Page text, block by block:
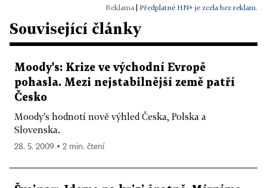
Předplatné HN+ je zcela bez reklam.
Související články
Moody's: Krize ve východní Evropě
pohasla. Mezi nejstabilnější země patří
Česko
Moody's hodnotí nově výhled Česka, Polska a
Slovenska.
28. 5. 2009 ▪ 2 min. čtení